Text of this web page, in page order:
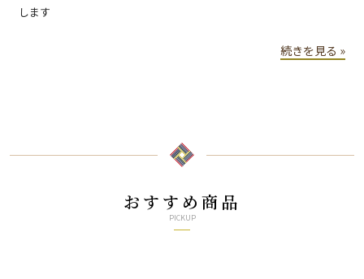
します
続きを見る »
おすすめ商品
PICKUP